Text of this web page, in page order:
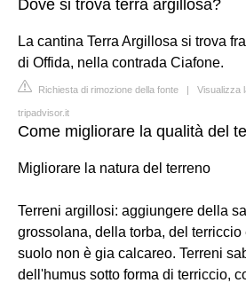
Dove si trova terra argillosa?
La cantina Terra Argillosa si trova
di Offida, nella contrada Ciafone.
Richiesta di rimozione della fonte | Visualizza
tripadvisor.it
Come migliorare la qualità del
Migliorare la natura del terreno
Terreni argillosi: aggiungere della
grossolana, della torba, del terriccio
suolo non è gia calcareo. Terreni
dell'humus sotto forma di terriccio,